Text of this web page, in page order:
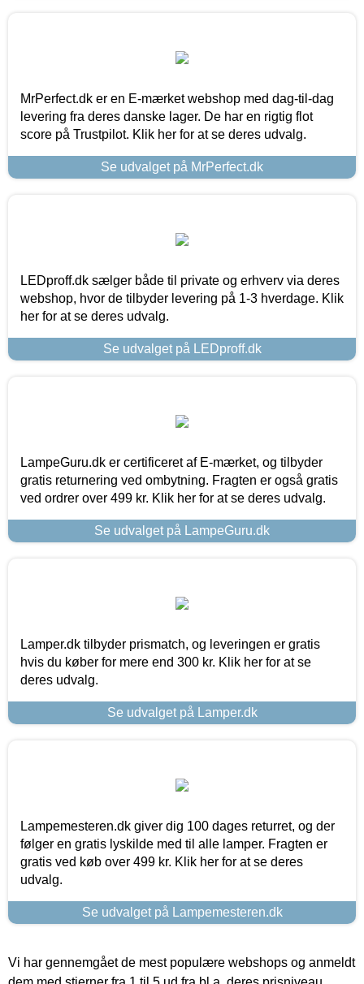
MrPerfect.dk er en E-mærket webshop med dag-til-dag
levering fra deres danske lager. De har en rigtig flot
score på Trustpilot. Klik her for at se deres udvalg.
Se udvalget på MrPerfect.dk
LEDproff.dk sælger både til private og erhverv via deres
webshop, hvor de tilbyder levering på 1-3 hverdage. Klik
her for at se deres udvalg.
Se udvalget på LEDproff.dk
LampeGuru.dk er certificeret af E-mærket, og tilbyder
gratis returnering ved ombytning. Fragten er også gratis
ved ordrer over 499 kr. Klik her for at se deres udvalg.
Se udvalget på LampeGuru.dk
Lamper.dk tilbyder prismatch, og leveringen er gratis
hvis du køber for mere end 300 kr. Klik her for at se
deres udvalg.
Se udvalget på Lamper.dk
Lampemesteren.dk giver dig 100 dages returret, og der
følger en gratis lyskilde med til alle lamper. Fragten er
gratis ved køb over 499 kr. Klik her for at se deres
udvalg.
Se udvalget på Lampemesteren.dk
Vi har gennemgået de mest populære webshops og anmeldt